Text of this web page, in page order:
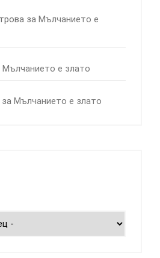
за Мълчанието е
Мълчанието е злато
за Мълчанието е злато